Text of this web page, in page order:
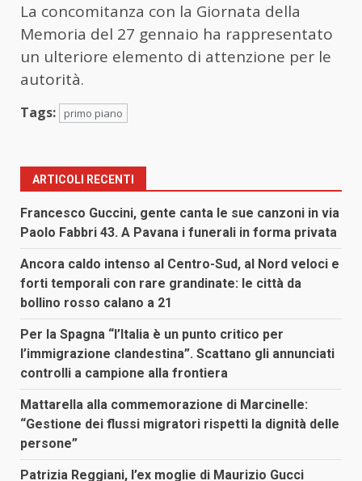
La concomitanza con la Giornata della
Memoria del 27 gennaio ha rappresentato
un ulteriore elemento di attenzione per le
autorità.
Tags: primo piano
ARTICOLI RECENTI
Francesco Guccini, gente canta le sue canzoni in via
Paolo Fabbri 43. A Pavana i funerali in forma privata
Ancora caldo intenso al Centro-Sud, al Nord veloci e
forti temporali con rare grandinate: le città da
bollino rosso calano a 21
Per la Spagna “l’Italia è un punto critico per
l’immigrazione clandestina”. Scattano gli annunciati
controlli a campione alla frontiera
Mattarella alla commemorazione di Marcinelle:
“Gestione dei flussi migratori rispetti la dignità delle
persone”
Patrizia Reggiani, l’ex moglie di Maurizio Gucci